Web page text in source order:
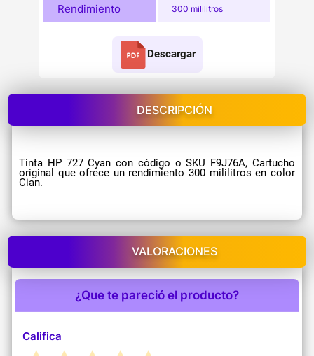
Rendimiento 300 mililitros
Descargar
DESCRIPCIÓN
Tinta HP 727 Cyan con código o SKU F9J76A, Cartucho
original que ofrece un rendimiento 300 mililitros en color
Cian.
VALORACIONES
¿Que te pareció el producto?
Califica